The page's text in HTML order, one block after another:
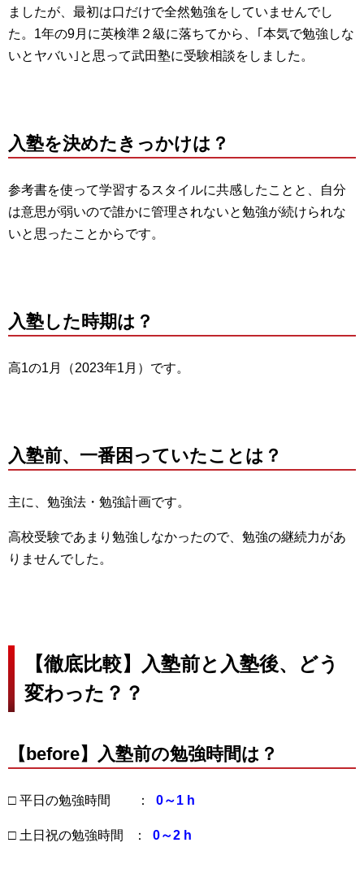
ましたが、最初は口だけで全然勉強をしていませんでし
た。1年の9月に英検準２級に落ちてから、｢本気で勉強しな
いとヤバい｣と思って武田塾に受験相談をしました。
入塾を決めたきっかけは？
参考書を使って学習するスタイルに共感したことと、自分
は意思が弱いので誰かに管理されないと勉強が続けられな
いと思ったことからです。
入塾した時期は？
高1の1月（2023年1月）です。
入塾前、一番困っていたことは？
主に、勉強法・勉強計画です。
高校受験であまり勉強しなかったので、勉強の継続力があ
りませんでした。
【徹底比較】入塾前と入塾後、どう
変わった？？
【before】入塾前の勉強時間は？
□ 平日の勉強時間 ： 0～1 h
□ 土日祝の勉強時間 ： 0～2 h